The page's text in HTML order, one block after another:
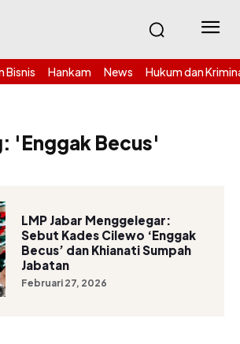
Bisnis Hankam News Hukum dan
'Enggak Becus'
LMP Jabar Menggelegar:
Sebut Kades Cilewo ‘Enggak
Becus’ dan Khianati Sumpah
Jabatan
Februari 27, 2026